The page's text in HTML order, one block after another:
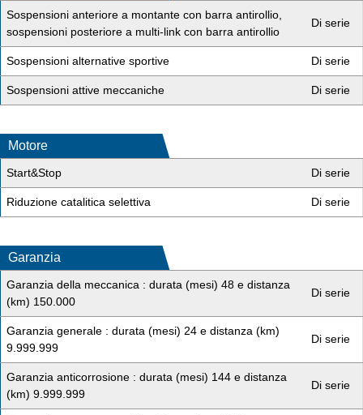
Sospensioni anteriore a montante con barra antirollio,
sospensioni posteriore a multi-link con barra antirollio
Di serie
Sospensioni alternative sportive Di serie
Sospensioni attive meccaniche Di serie
Motore
Start&Stop Di serie
Riduzione catalitica selettiva Di serie
Garanzia
Garanzia della meccanica : durata (mesi) 48 e distanza
(km) 150.000
Di serie
Garanzia generale : durata (mesi) 24 e distanza (km)
9.999.999
Di serie
Garanzia anticorrosione : durata (mesi) 144 e distanza
(km) 9.999.999
Di serie